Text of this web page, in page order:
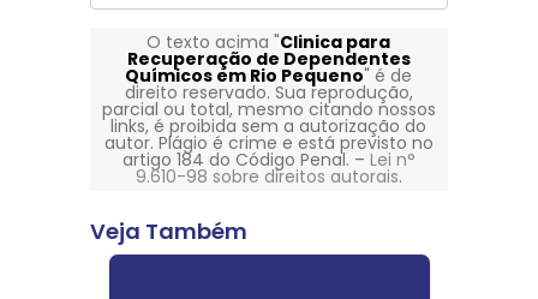
O texto acima "Clinica para
Recuperação de Dependentes
Químicos em Rio Pequeno" é de
direito reservado. Sua reprodução,
parcial ou total, mesmo citando nossos
links, é proibida sem a autorização do
autor. Plágio é crime e está previsto no
artigo 184 do Código Penal. – Lei n°
9.610-98 sobre direitos autorais.
Veja Também